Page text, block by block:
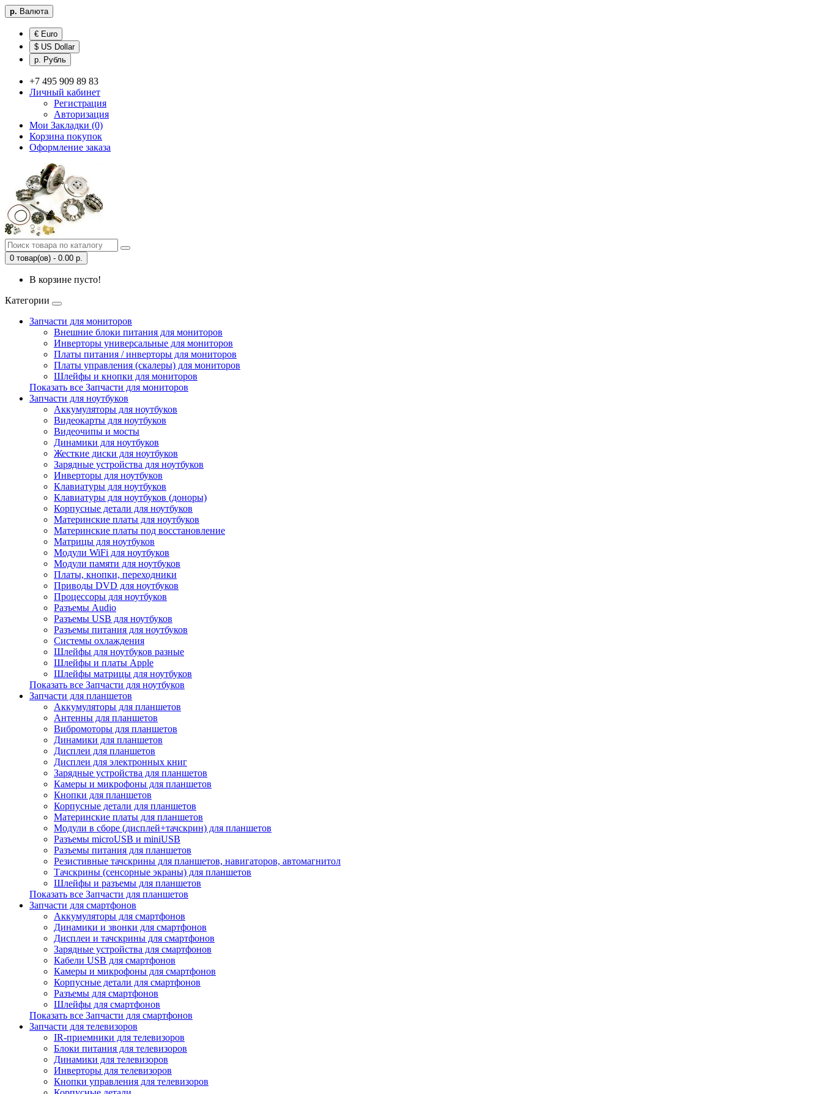
р. Валюта
€ Euro
$ US Dollar
р. Рубль
+7 495 909 89 83
Личный кабинет
Регистрация
Авторизация
Мои Закладки (0)
Корзина покупок
Оформление заказа
0 товар(ов) - 0.00 р.
В корзине пусто!
Категории
Запчасти для мониторов
Внешние блоки питания для мониторов
Инверторы универсальные для мониторов
Платы питания / инверторы для мониторов
Платы управления (скалеры) для мониторов
Шлейфы и кнопки для мониторов
Показать все Запчасти для мониторов
Запчасти для ноутбуков
Аккумуляторы для ноутбуков
Видеокарты для ноутбуков
Видеочипы и мосты
Динамики для ноутбуков
Жесткие диски для ноутбуков
Зарядные устройства для ноутбуков
Инверторы для ноутбуков
Клавиатуры для ноутбуков
Клавиатуры для ноутбуков (доноры)
Корпусные детали для ноутбуков
Материнские платы для ноутбуков
Материнские платы под восстановление
Матрицы для ноутбуков
Модули WiFi для ноутбуков
Модули памяти для ноутбуков
Платы, кнопки, переходники
Приводы DVD для ноутбуков
Процессоры для ноутбуков
Разъемы Audio
Разъемы USB для ноутбуков
Разъемы питания для ноутбуков
Системы охлаждения
Шлейфы для ноутбуков разные
Шлейфы и платы Apple
Шлейфы матрицы для ноутбуков
Показать все Запчасти для ноутбуков
Запчасти для планшетов
Аккумуляторы для планшетов
Антенны для планшетов
Вибромоторы для планшетов
Динамики для планшетов
Дисплеи для планшетов
Дисплеи для электронных книг
Зарядные устройства для планшетов
Камеры и микрофоны для планшетов
Кнопки для планшетов
Корпусные детали для планшетов
Материнские платы для планшетов
Модули в сборе (дисплей+тачскрин) для планшетов
Разъемы microUSB и miniUSB
Разъемы питания для планшетов
Резистивные тачскрины для планшетов, навигаторов, автомагнитол
Тачскрины (сенсорные экраны) для планшетов
Шлейфы и разъемы для планшетов
Показать все Запчасти для планшетов
Запчасти для смартфонов
Аккумуляторы для смартфонов
Динамики и звонки для смартфонов
Дисплеи и тачскрины для смартфонов
Зарядные устройства для смартфонов
Кабели USB для смартфонов
Камеры и микрофоны для смартфонов
Корпусные детали для смартфонов
Разъемы для смартфонов
Шлейфы для смартфонов
Показать все Запчасти для смартфонов
Запчасти для телевизоров
IR-приемники для телевизоров
Блоки питания для телевизоров
Динамики для телевизоров
Инверторы для телевизоров
Кнопки управления для телевизоров